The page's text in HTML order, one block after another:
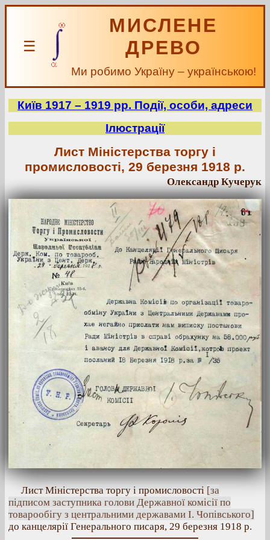
☰
МИСЛЕНЕ
ДРЕВО
Ми робимо Україну – українською!
Київ 1917 – 1919 рр. Події, особи, адреси
Ілюстрації
Лист Міністерства торгу і
промисловості, 29 березня 1918 р.
Олександр Кучерук
Лист Міністерства торгу і промисловості [за
підписом заступника голови Державної комісії по
товарообігу з центральними державами І. Чопівського]
до канцелярії Генерального писаря, 29 березня 1918 р.